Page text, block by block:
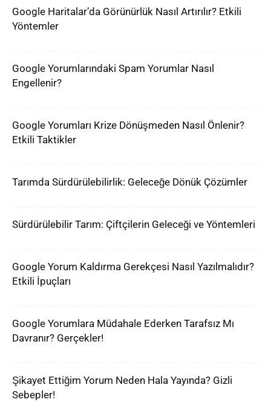
Google Haritalar’da Görünürlük Nasıl Artırılır? Etkili
Yöntemler
Google Yorumlarındaki Spam Yorumlar Nasıl
Engellenir?
Google Yorumları Krize Dönüşmeden Nasıl Önlenir?
Etkili Taktikler
Tarımda Sürdürülebilirlik: Geleceğe Dönük Çözümler
Sürdürülebilir Tarım: Çiftçilerin Geleceği ve Yöntemleri
Google Yorum Kaldırma Gerekçesi Nasıl Yazılmalıdır?
Etkili İpuçları
Google Yorumlara Müdahale Ederken Tarafsız Mı
Davranır? Gerçekler!
Şikayet Ettiğim Yorum Neden Hala Yayında? Gizli
Sebepler!